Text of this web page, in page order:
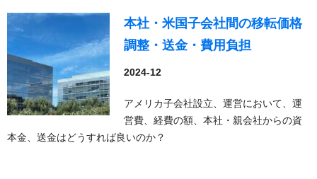
本社・米国子会社間の移転価格
調整・送金・費用負担
2024-12
アメリカ子会社設立、運営において、運
営費、経費の額、本社・親会社からの資
本金、送金はどうすれば良いのか？